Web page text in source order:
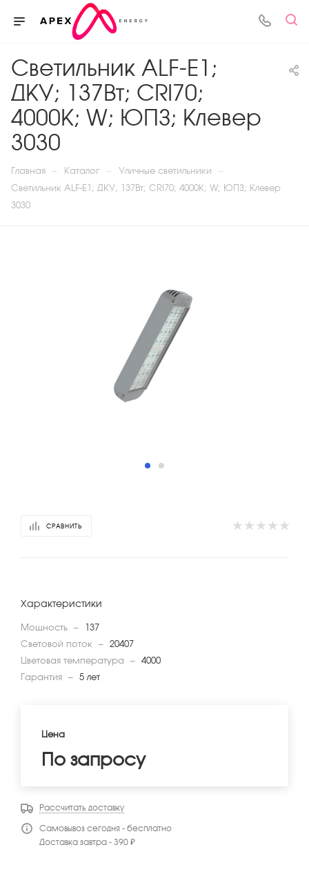
Светильник ALF-E1;
ДКУ; 137Вт; CRI70;
4000K; W; ЮПЗ; Клевер
3030
Главная — Каталог — Уличные светильники —
Светильник ALF-E1; ДКУ; 137Вт; CRI70; 4000K; W; ЮПЗ; Клевер
3030
СРАВНИТЬ
Характеристики
Мощность —
137
Световой поток
— 20407
Цветовая температура
— 4000
Гарантия — 5 лет
Цена
По запросу
Рассчитать доставку
Самовывоз сегодня - бесплатно
Доставка завтра - 390 ₽